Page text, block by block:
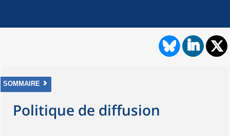
SOMMAIRE
Politique de diffusion